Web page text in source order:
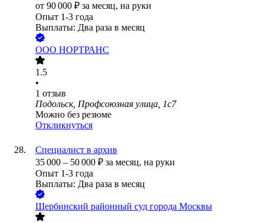
от 90 000 ₽ за месяц, на руки
Опыт 1-3 года
Выплаты: Два раза в месяц
ООО НОРТРАНС
1.5
•
1 отзыв
Подольск, Профсоюзная улица, 1с7
Можно без резюме
Откликнуться
Специалист в архив
35 000 – 50 000 ₽ за месяц, на руки
Опыт 1-3 года
Выплаты: Два раза в месяц
Щербинский районный суд города Москвы